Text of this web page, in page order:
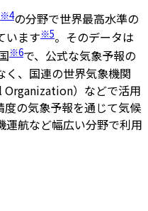
※4の分野で世界最高水準の
います※5。そのデータは
※6で、公式な気象予報の
く、国連の世界気象機関
Organization）などで活用
度の気象予報を通じて気候
運航など幅広い分野で利用